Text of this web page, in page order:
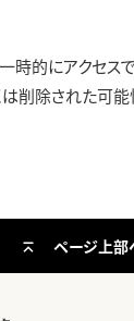
時的にアクセス
は削除された可能
ページ上部